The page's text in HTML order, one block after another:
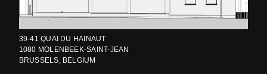
39-41 QUAI DU HAINAUT
1080 MOLENBEEK-SAINT-JEAN
BRUSSELS, BELGIUM